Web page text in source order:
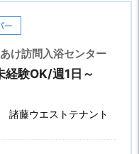
ー
け訪問入浴センター
験OK/週1日～
諸藤ウエストテナント